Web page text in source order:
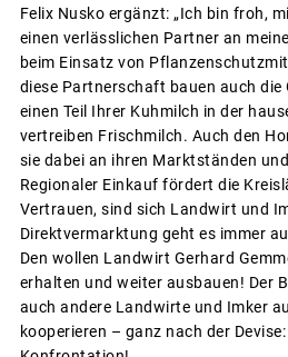
Felix Nusko ergänzt: „Ich bin froh,
einen verlässlichen Partner an
beim Einsatz von
diese Partnerschaft bauen auch die
einen Teil Ihrer Kuhmilch in der
vertreiben Frischmilch. Auch den
sie dabei an ihren Marktständen
Regionaler Einkauf fördert die
Vertrauen, sind sich Landwirt und
Direktvermarktung geht es immer
Den wollen Landwirt Gerhard
erhalten und weiter ausbauen! Der
auch andere Landwirte und Imker
kooperieren – ganz nach der